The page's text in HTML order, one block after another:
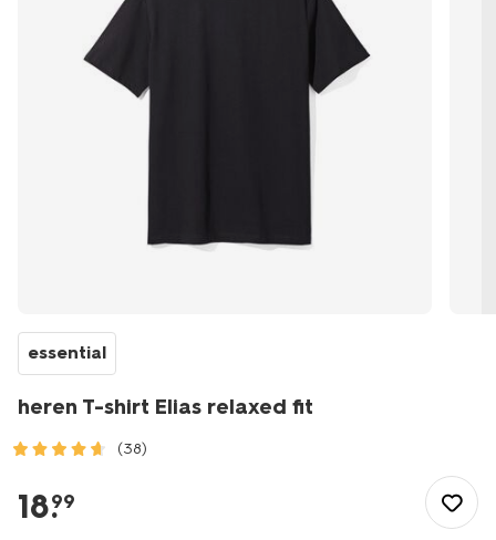
essential
heren T-shirt Elias relaxed fit
(38)
t-
shirt-
18.
99